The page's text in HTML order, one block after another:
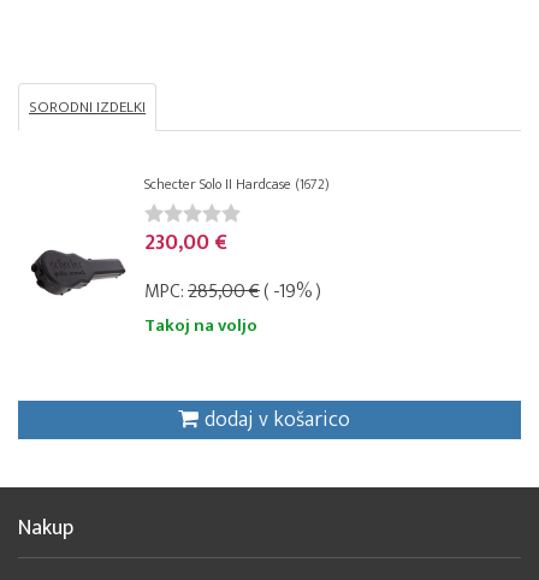
SORODNI IZDELKI
Schecter Solo II Hardcase (1672)
230,00 €
MPC:285,00 €( -19% )
Takoj na voljo
dodaj v košarico
Nakup